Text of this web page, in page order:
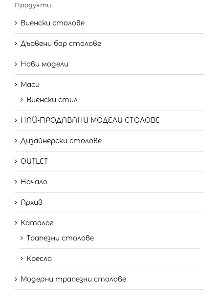
Продукти
Виенски столове
Дървени бар столове
Нови модели
Маси
Виенски стил
НАЙ-ПРОДАВАНИ МОДЕЛИ СТОЛОВЕ
Дизайнерски столове
OUTLET
Начало
Архив
Каталог
Трапезни столове
Кресла
Модерни трапезни столове